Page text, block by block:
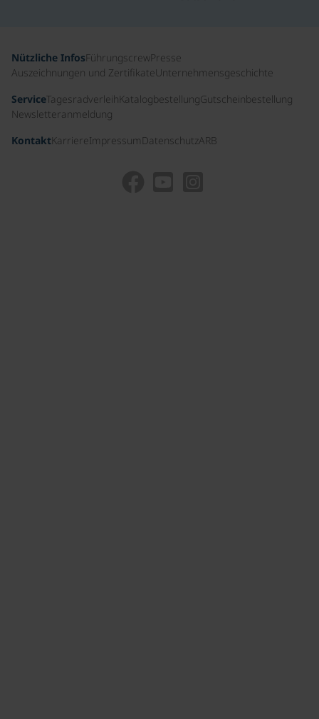
Nützliche InfosFührungscrewPresse
Auszeichnungen und ZertifikateUnternehmensgeschichte
ServiceTagesradverleihKatalogbestellungGutscheinbestellung
Newsletteranmeldung
KontaktKarriereImpressum DatenschutzARB